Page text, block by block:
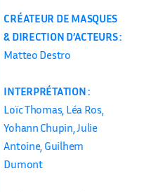
CRÉATEUR DE MASQUES
& DIRECTION D’ACTEURS :
Matteo Destro
INTERPRÉTATION :
Loïc Thomas, Léa Ros,
Yohann Chupin, Julie
Antoine, Guilhem
Dumont